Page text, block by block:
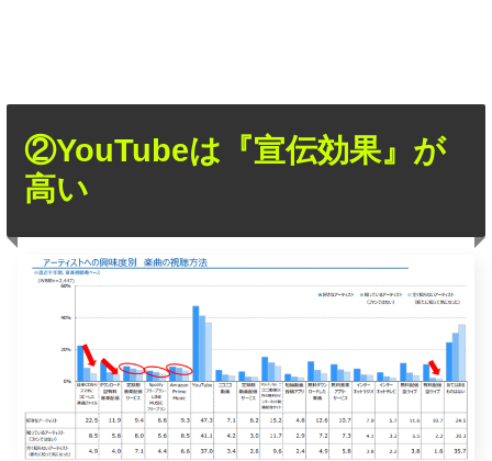
②YouTubeは『宣伝効果』が
高い